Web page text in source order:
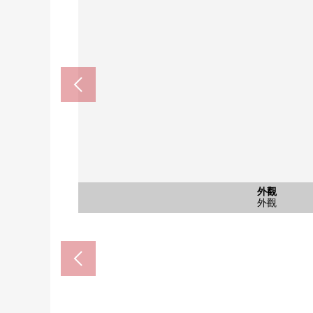
外觀
外觀
客廳
客廳
廚房
廚房
洗臉
洗臉
西式房間
西式房間
西式房間
西式房間
廁所
廁所
外觀
外觀
外觀
外觀
停車場
停車場
共有部分
共有部分
其他當地
始自於美丘第4號步行天橋
其他當地
多摩廣場住宅小區甜甜圈
風景
風景
美丘小學(約550m)
步行7分鐘。
美丘中學(約550m)
步行7分鐘。
東急百貨商店多摩廣場商店(
步行10分鐘。
多摩廣場Terrace(約
步行13分鐘。
全家便利店Sun美丘商店(約
步行9分鐘。
Mybasket多摩廣場商店(約
步行10分鐘。